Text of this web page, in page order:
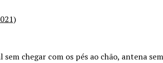
chegar com os pés ao chão, antena